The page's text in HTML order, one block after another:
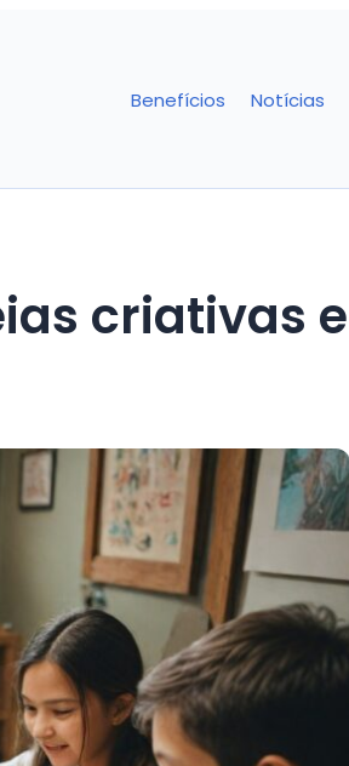
Benefícios Notícias
criativas e